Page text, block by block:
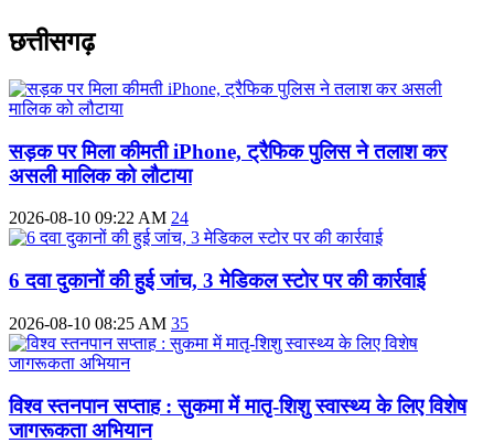
छत्तीसगढ़
सड़क पर मिला कीमती iPhone, ट्रैफिक पुलिस ने तलाश कर
असली मालिक को लौटाया
2026-08-10 09:22 AM 24
6 दवा दुकानों की हुई जांच, 3 मेडिकल स्टोर पर की कार्रवाई
2026-08-10 08:25 AM 35
विश्व स्तनपान सप्ताह : सुकमा में मातृ-शिशु स्वास्थ्य के लिए विशेष
जागरूकता अभियान